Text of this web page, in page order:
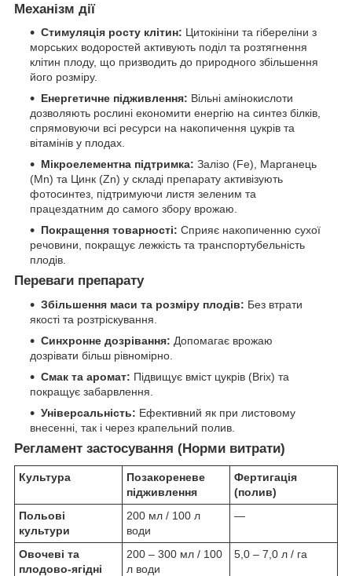
Механізм дії
Стимуляція росту клітин: Цитокініни та гібереліни з
морських водоростей активують поділ та розтягнення
клітин плоду, що призводить до природного збільшення
його розміру.
Енергетичне підживлення: Вільні амінокислоти
дозволяють рослині економити енергію на синтез білків,
спрямовуючи всі ресурси на накопичення цукрів та
вітамінів у плодах.
Мікроелементна підтримка: Залізо (Fe), Марганець
(Mn) та Цинк (Zn) у складі препарату активізують
фотосинтез, підтримуючи листя зеленим та
працездатним до самого збору врожаю.
Покращення товарності: Сприяє накопиченню сухої
речовини, покращує лежкість та транспортубельність
плодів.
Переваги препарату
Збільшення маси та розміру плодів: Без втрати
якості та розтріскування.
Синхронне дозрівання: Допомагає врожаю
дозрівати більш рівномірно.
Смак та аромат: Підвищує вміст цукрів (Brix) та
покращує забарвлення.
Універсальність: Ефективний як при листовому
внесенні, так і через крапельний полив.
Регламент застосування (Норми витрати)
Культура
Позакореневе
підживлення
Фертигація
(полив)
Польові
культури
200 мл / 100 л
води
—
Овочеві та
плодово-ягідні
200 – 300 мл / 100
л води
5,0 – 7,0 л / га